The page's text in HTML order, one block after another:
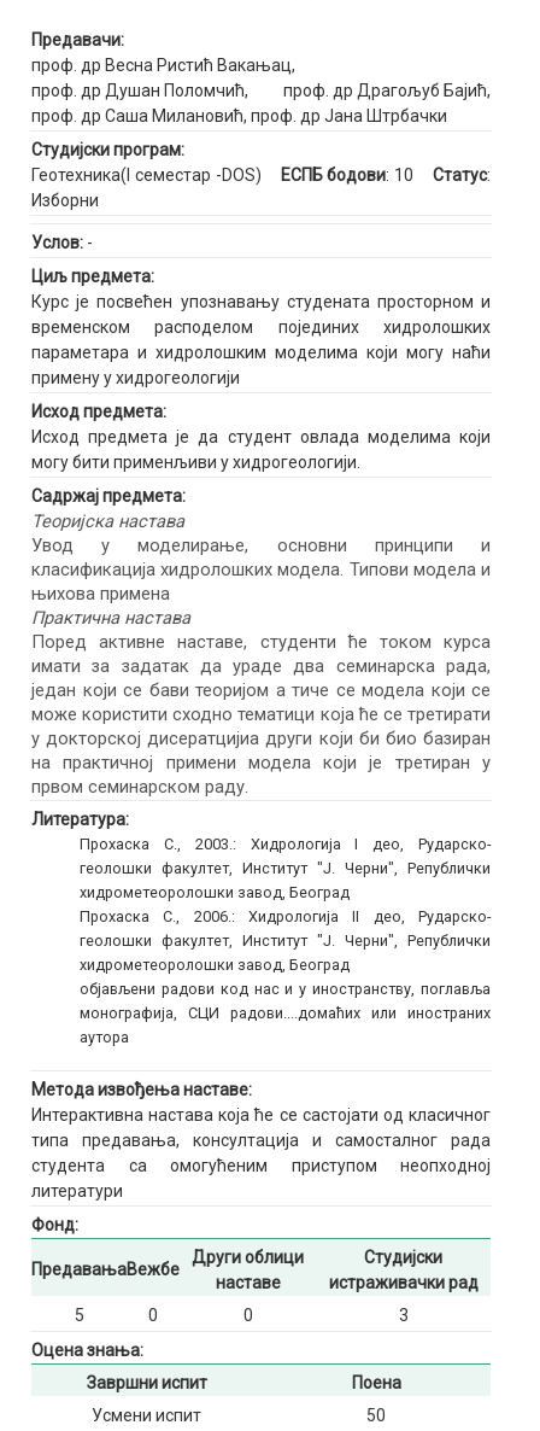
Предавачи:
проф. др Весна Ристић Вакањац,
проф. др Душан Поломчић, проф. др Драгољуб Бајић,
проф. др Саша Милановић, проф. др Јана Штрбачки
Студијски програм:
Геотехника(I семестар -DOS)
ЕСПБ бодови: 10Статус:
Изборни
Услов: -
Циљ предмета:
Курс је посвећен упознавању студената просторном и
временском расподелом појединих хидролошких
параметара и хидролошким моделима који могу наћи
примену у хидрогеологији
Исход предмета:
Исход предмета је да студент овлада моделима који
могу бити применљиви у хидрогеологији.
Садржај предмета:
Теоријска настава
Увод у моделирање, основни принципи и
класификација хидролошких модела. Типови модела и
њихова примена
Практична настава
Поред активне наставе, студенти ће током курса
имати за задатак да ураде два семинарска рада,
један који се бави теоријом а тиче се модела који се
може користити сходно тематици која ће се третирати
у докторској дисератцијиа други који би био базиран
на практичној примени модела који је третиран у
првом семинарском раду.
Литература:
Прохаска С., 2003.: Хидрологија I део, Рударско-
геолошки факултет, Институт "Ј. Черни", Републички
хидрометеоролошки завод, Београд
Прохаска С., 2006.: Хидрологија II део, Рударско-
геолошки факултет, Институт "Ј. Черни", Републички
хидрометеоролошки завод, Београд
објављени радови код нас и у иностранству, поглавља
монографија, СЦИ радови....домаћих или иностраних
аутора
Метода извођења наставе:
Интерактивна настава која ће се састојати од класичног
типа предавања, консултација и самосталног рада
студента са омогућеним приступом неопходној
литератури
Фонд:
ПредавањаВежбе
Други облици
наставе
Студијски
истраживачки рад
5
0 0
3
Оцена знања:
Завршни испит
Поена
Усмени испит
50